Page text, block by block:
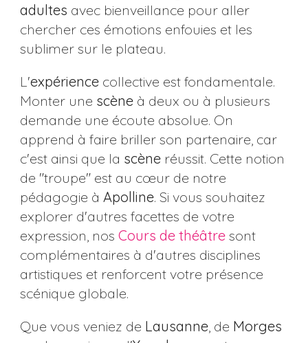
adultes avec bienveillance pour aller
chercher ces émotions enfouies et les
sublimer sur le plateau.
L'expériencecollective est fondamentale.
Monter une scèneà deux ou à plusieurs
demande une écoute absolue. On
apprend à faire briller son partenaire, car
c'est ainsi que la scèneréussit. Cette notion
de "troupe" est au cœur de notre
pédagogie à Apolline. Si vous souhaitez
explorer d'autres facettes de votre
expression, nos Cours de théâtresont
complémentaires à d'autres disciplines
artistiques et renforcent votre présence
scénique globale.
Que vous veniez de Lausanne, de Morges